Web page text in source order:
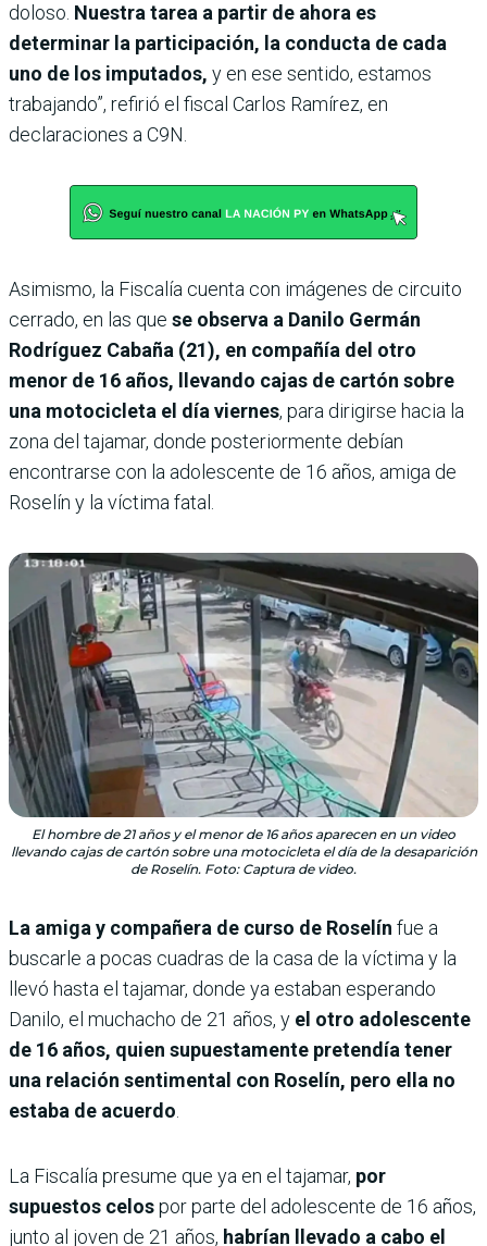
doloso. Nuestra tarea a partir de ahora es
determinar la participación, la conducta de cada
uno de los imputados, y en ese sentido, estamos
trabajando”, refirió el fiscal Carlos Ramírez, en
declaraciones a C9N.
Asimismo, la Fiscalía cuenta con imágenes de circuito
cerrado, en las que se observa a Danilo Germán
Rodríguez Cabaña (21), en compañía del otro
menor de 16 años, llevando cajas de cartón sobre
una motocicleta el día viernes, para dirigirse hacia la
zona del tajamar, donde posteriormente debían
encontrarse con la adolescente de 16 años, amiga de
Roselín y la víctima fatal.
El hombre de 21 años y el menor de 16 años aparecen en un video
llevando cajas de cartón sobre una motocicleta el día de la desaparición
de Roselín. Foto: Captura de video.
La amiga y compañera de curso de Roselín fue a
buscarle a pocas cuadras de la casa de la víctima y la
llevó hasta el tajamar, donde ya estaban esperando
Danilo, el muchacho de 21 años, y el otro adolescente
de 16 años, quien supuestamente pretendía tener
una relación sentimental con Roselín, pero ella no
estaba de acuerdo.
La Fiscalía presume que ya en el tajamar, por
supuestos celospor parte del adolescente de 16 años,
junto al joven de 21 años, habrían llevado a cabo el